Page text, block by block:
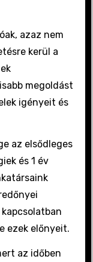
azaz nem
kerül a
megoldást
igényeit és
az elsődleges
és 1 év
ezek előnyeit.
az időben